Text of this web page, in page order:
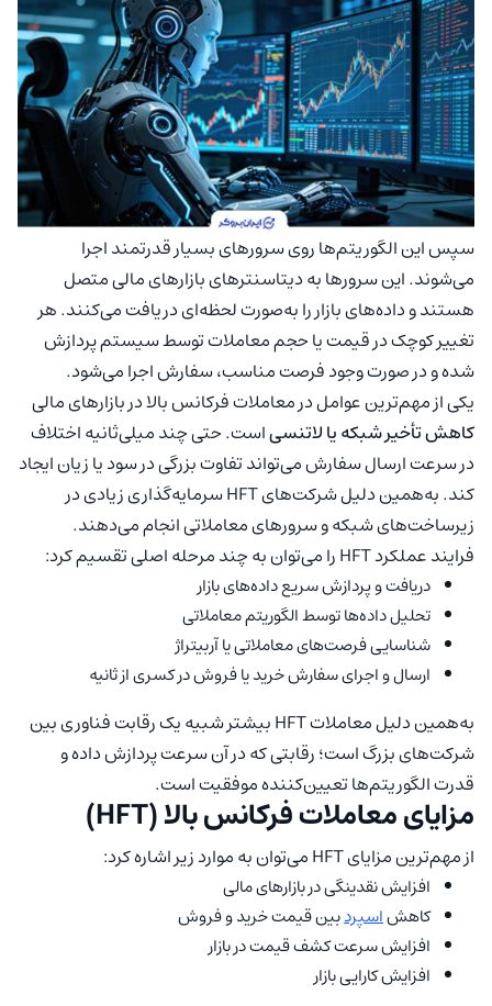
سپس این الگوریتم‌ها روی سرورهای بسیار قدرتمند اجرا
می‌شوند. این سرورها به دیتاسنترهای بازارهای مالی متصل
هستند و داده‌های بازار را به‌صورت لحظه‌ای دریافت می‌کنند. هر
تغییر کوچک در قیمت یا حجم معاملات توسط سیستم پردازش
شده و در صورت وجود فرصت مناسب، سفارش اجرا می‌شود.
یکی از مهم‌ترین عوامل در معاملات فرکانس بالا در بازارهای مالی
کاهش تأخیر شبکه یا لاتنسیاست. حتی چند میلی‌ثانیه اختلاف
در سرعت ارسال سفارش می‌تواند تفاوت بزرگی در سود یا زیان ایجاد
کند. به‌همین دلیل شرکت‌های HFT سرمایه‌گذاری زیادی در
زیرساخت‌های شبکه و سرورهای معاملاتی انجام می‌دهند.
فرایند عملکرد HFT را می‌توان به چند مرحله اصلی تقسیم کرد:
دریافت و پردازش سریع داده‌های بازار
تحلیل داده‌ها توسط الگوریتم معاملاتی
شناسایی فرصت‌های معاملاتی یا آربیتراژ
ارسال و اجرای سفارش خرید یا فروش در کسری از ثانیه
به‌همین دلیل معاملات HFT بیشتر شبیه یک رقابت فناوری بین
شرکت‌های بزرگ است؛ رقابتی که در آن سرعت پردازش داده و
قدرت الگوریتم‌ها تعیین‌کننده موفقیت است.
مزایای معاملات فرکانس بالا (HFT)
از مهم‌ترین مزایای HFT می‌توان به موارد زیر اشاره کرد:
افزایش نقدینگی در بازارهای مالی
کاهشاسپردبین قیمت خرید و فروش
افزایش سرعت کشف قیمت در بازار
افزایش کارایی بازار